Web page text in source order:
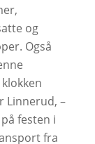
og
Også
Linnerud, –
festen i
fra